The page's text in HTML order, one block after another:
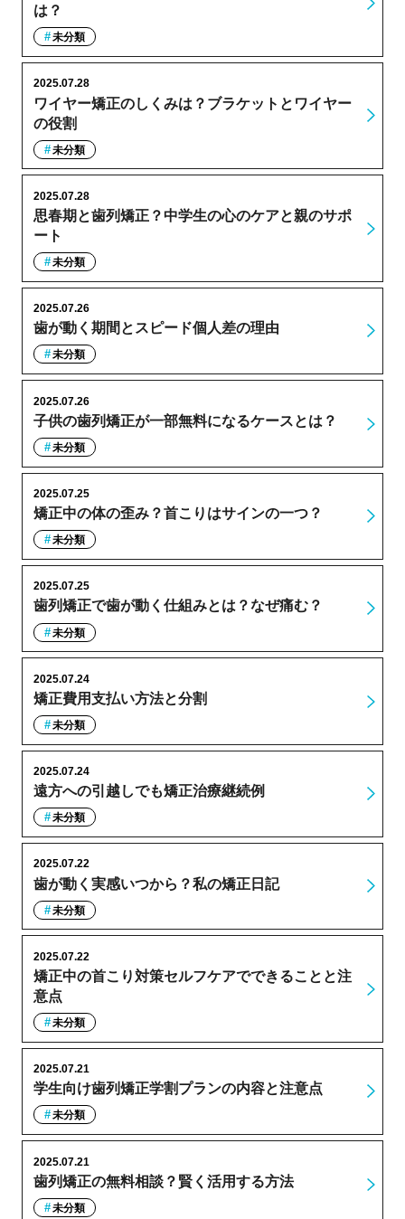
は？
未分類
ワイヤー矯正のしくみは？ブラケットとワイヤー
の役割
2025.07.28
未分類
思春期と歯列矯正？中学生の心のケアと親のサポ
ート
2025.07.28
未分類
歯が動く期間とスピード個人差の理由
2025.07.26
未分類
子供の歯列矯正が一部無料になるケースとは？
2025.07.26
未分類
矯正中の体の歪み？首こりはサインの一つ？
2025.07.25
未分類
歯列矯正で歯が動く仕組みとは？なぜ痛む？
2025.07.25
未分類
矯正費用支払い方法と分割
2025.07.24
未分類
遠方への引越しでも矯正治療継続例
2025.07.24
未分類
歯が動く実感いつから？私の矯正日記
2025.07.22
未分類
矯正中の首こり対策セルフケアでできることと注
意点
2025.07.22
未分類
学生向け歯列矯正学割プランの内容と注意点
2025.07.21
未分類
歯列矯正の無料相談？賢く活用する方法
2025.07.21
未分類